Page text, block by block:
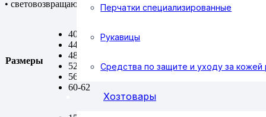
Перчатки специализированные
Рукавицы
Средства по защите и уходу за кожей
Хозтовары
• световозвращающий кант по линии кокетки
Размеры
40-42
44-46
48-50
52-54
56-58
60-62